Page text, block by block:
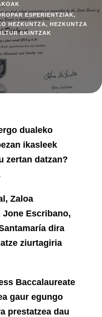
ESPERIENTZIAK,
HEZKUNTZA, HEZKUNTZA
EKINTZAK
dualeko
ikasleek
zertan datzan?
Zaloa
Jone Escribano,
dira
ziurtagiria
Baccalaureate
gaur egungo
prestatzea dau